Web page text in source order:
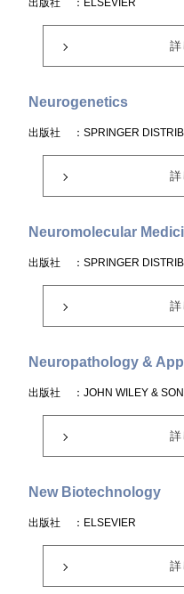
出版社 ：ELSEVIER
詳
Neurogenetics
出版社 ：SPRINGER
詳
Neuromolecular
出版社 ：SPRINGER
詳
Neuropathology &
出版社 ：JOHN WILEY &
詳
New Biotechnology
出版社 ：ELSEVIER
詳